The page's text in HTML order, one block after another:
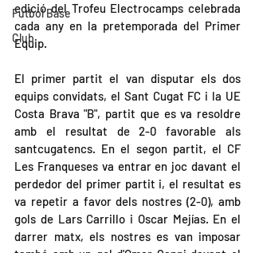
Futbol Base
Club
edició del Trofeu Electrocamps celebrada
cada any en la pretemporada del Primer
Equip.
El primer partit el van disputar els dos
equips convidats, el Sant Cugat FC i la UE
Costa Brava "B", partit que es va resoldre
amb el resultat de 2-0 favorable als
santcugatencs. En el segon partit, el CF
Les Franqueses va entrar en joc davant el
perdedor del primer partit i, el resultat es
va repetir a favor dels nostres (2-0), amb
gols de Lars Carrillo i Oscar Mejías. En el
darrer matx, els nostres es van imposar